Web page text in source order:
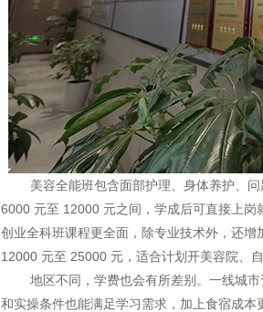
美容全能班包含面部护理、身体养护、问
6000 元至 12000 元之间，学成后可直接上岗
创业全科班课程更全面，除专业技术外，还
12000 元至 25000 元，适合计划开美容院、自
地区不同，学费也会有所差别。一线城市
和实操条件也能满足学习需求，加上食宿成本